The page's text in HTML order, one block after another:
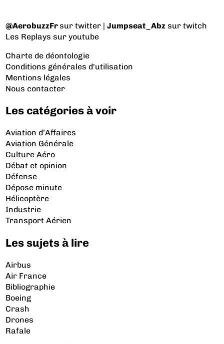
@AerobuzzFrsur twitter |Jumpseat_Abz sur twitch
Les Replays sur youtube
Charte de déontologie
Conditions générales d'utilisation
Mentions légales
Nous contacter
Les catégories à voir
Aviation d’Affaires
Aviation Générale
Culture Aéro
Débat et opinion
Défense
Dépose minute
Hélicoptère
Industrie
Transport Aérien
Les sujets à lire
Airbus
Air France
Bibliographie
Boeing
Crash
Drones
Rafale